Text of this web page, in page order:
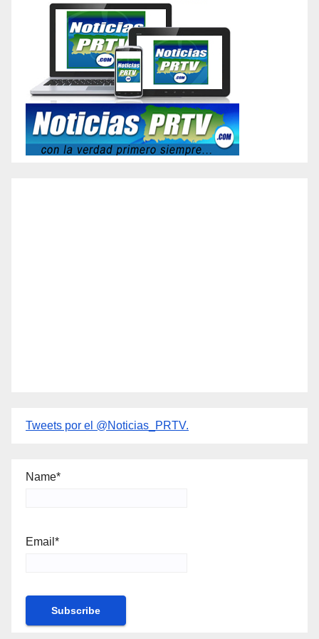
Tweets por el @Noticias_PRTV.
Name*
Email*